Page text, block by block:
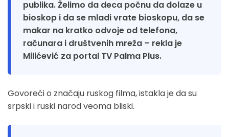
publika. Želimo da deca počnu da dolaze u
bioskop i da se mladi vrate bioskopu, da se
makar na kratko odvoje od telefona,
računara i društvenih mreža – rekla je
Milićević za portal TV Palma Plus.
Govoreći o značaju ruskog filma, istakla je da su
srpski i ruski narod veoma bliski.